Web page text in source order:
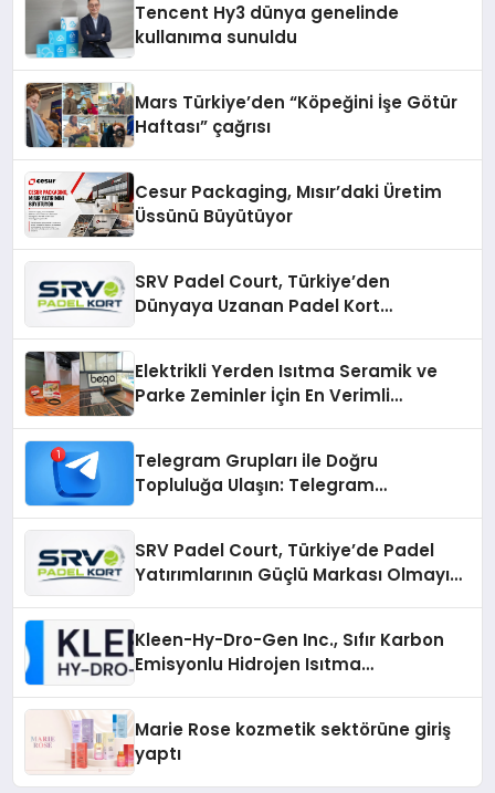
Tencent Hy3 dünya genelinde
kullanıma sunuldu
Mars Türkiye’den “Köpeğini İşe Götür
Haftası” çağrısı
Cesur Packaging, Mısır’daki Üretim
Üssünü Büyütüyor
SRV Padel Court, Türkiye’den
Dünyaya Uzanan Padel Kort
Elektrikli Yerden Isıtma Seramik ve
Parke Zeminler İçin En Verimli
Telegram Grupları ile Doğru
Topluluğa Ulaşın: Telegram
SRV Padel Court, Türkiye’de Padel
Yatırımlarının Güçlü Markası Olmayı
Kleen-Hy-Dro-Gen Inc., Sıfır Karbon
Emisyonlu Hidrojen Isıtma
Marie Rose kozmetik sektörüne giriş
yaptı